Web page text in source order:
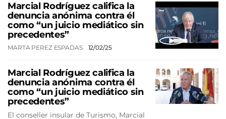
Marcial Rodríguez califica la
denuncia anónima contra él
como “un juicio mediático sin
precedentes”
MARTA PEREZ ESPADAS 12/02/25
Marcial Rodríguez califica la
denuncia anónima contra él
como “un juicio mediático sin
precedentes”
El conseller insular de Turismo, Marcial